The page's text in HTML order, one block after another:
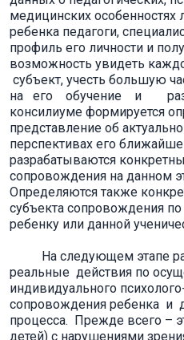
медицинских особенностях
ребенка педагоги,
профиль его личности и
возможность увидеть
субъект, учесть большую
на его обучение и
консилиуме формируется
представление об
перспективах его
разрабатываются
сопровождения на данном
Определяются также
субъекта сопровождения
ребенку или данной
На следующем этапе
реальные действия по
индивидуального
сопровождения ребенка и
процесса. Прежде всего –
детей) с нарушениями